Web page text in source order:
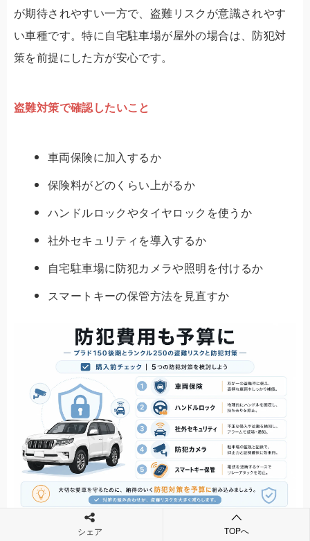
が期待されやすい一方で、盗難リスクが意識されやす
い車種です。特に自宅駐車場が屋外の場合は、防犯対
策を前提にした方が安心です。
盗難対策で確認したいこと
車両保険に加入するか
保険料がどのくらい上がるか
ハンドルロックやタイヤロックを使うか
社外セキュリティを導入するか
自宅駐車場に防犯カメラや照明を付けるか
スマートキーの保管方法を見直すか
ランドクルーザー系は購入費だけでなく、車両保険や
シェア TOPへ